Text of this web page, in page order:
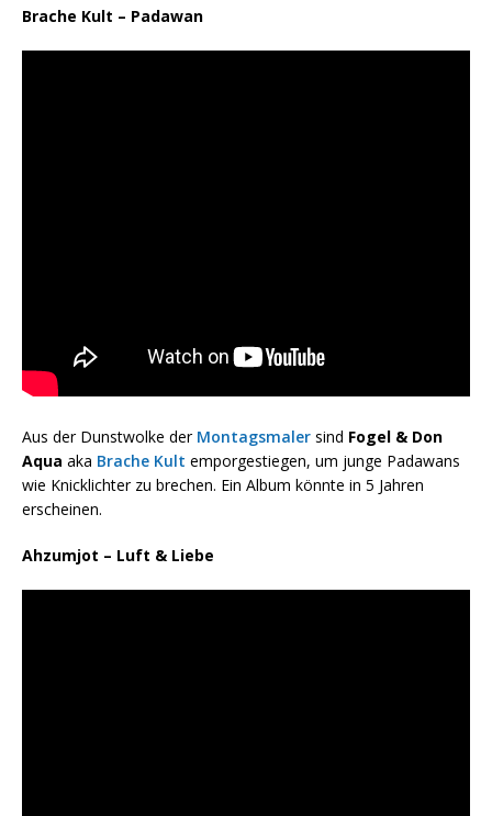
Brache Kult – Padawan
Aus der Dunstwolke der Montagsmaler sind Fogel & Don
Aqua aka Brache Kult emporgestiegen, um junge Padawans
wie Knicklichter zu brechen. Ein Album könnte in 5 Jahren
erscheinen.
Ahzumjot – Luft & Liebe